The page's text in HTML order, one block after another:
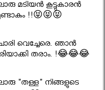
മടിയൻ കൂട്ടുകാരൻ
!!😝😝😝
വെച്ചേരെ. ഞാൻ
തരാം. !😂😂😂
"തള്ള" നിങ്ങളുടെ